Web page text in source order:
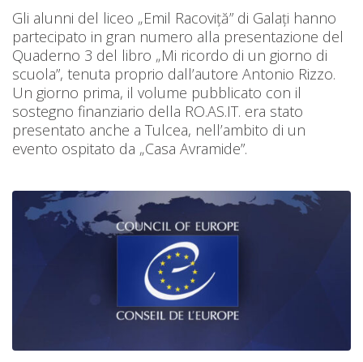
Gli alunni del liceo „Emil Racoviță” di Galați hanno
partecipato in gran numero alla presentazione del
Quaderno 3 del libro „Mi ricordo di un giorno di
scuola”, tenuta proprio dall’autore Antonio Rizzo.
Un giorno prima, il volume pubblicato con il
sostegno finanziario della RO.AS.IT. era stato
presentato anche a Tulcea, nell’ambito di un
evento ospitato da „Casa Avramide”.